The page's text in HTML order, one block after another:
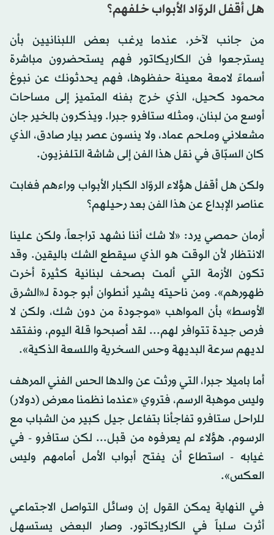
هل أقفل الروّاد الأبواب خلفهم؟
من جانب لآخر، عندما يرغب بعض اللبنانيين بأن
يسترجعوا فن الكاريكاتور فهم يستحضرون مباشرة
أسماءً لامعة معينة حفظوها، فهم يحدثونك عن نبوغ
محمود كحيل، الذي خرج بفنه المتميز إلى مساحات
أوسع من لبنان، ومثله ستافرو جبرا. ويذكرون بالخير جان
مشعلاني وملحم عماد، ولا ينسون عصر بيار صادق، الذي
كان السبّاق في نقل هذا الفن إلى شاشة التلفزيون.
ولكن هل أقفل هؤلاء الروّاد الكبار الأبواب وراءهم فغابت
عناصر الإبداع عن هذا الفن بعد رحيلهم؟
أرمان حمصي يرد: «لا شك أننا نشهد تراجعاً، ولكن علينا
الانتظار لأن الوقت هو الذي سيقطع الشك باليقين. وقد
تكون الأزمة التي ألمت بصحف لبنانية كثيرة أخرت
ظهورهم». ومن ناحيته يشير أنطوان أبو جودة لـ«الشرق
الأوسط» بأن المواهب «موجودة من دون شك، ولكن لا
فرص جيدة تتوافر لهم... لقد أصبحوا قلة اليوم، ونفتقد
لديهم سرعة البديهة وحس السخرية واللسعة الذكية».
أما باميلا جبرا، التي ورثت عن والدها الحس الفني المرهف
وليس موهبة الرسم، فتروي «عندما نظمنا معرض (دولار)
للراحل ستافرو تفاجأنا بتفاعل جيل كبير من الشباب مع
الرسوم. هؤلاء لم يعرفوه من قبل... لكن ستافرو - في
غيابه - استطاع أن يفتح أبواب الأمل أمامهم وليس
العكس».
في النهاية يمكن القول إن وسائل التواصل الاجتماعي
أثرت سلباً في الكاريكاتور. وصار البعض يستسهل